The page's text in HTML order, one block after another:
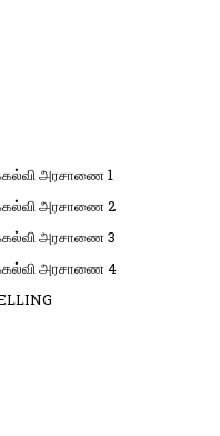
அரசாணை 1
அரசாணை 2
அரசாணை 3
அரசாணை 4